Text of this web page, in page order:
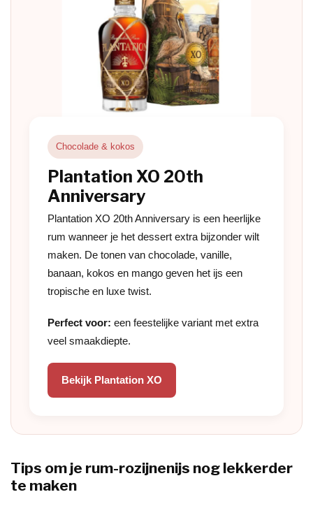
Chocolade & kokos
Plantation XO 20th
Anniversary
Plantation XO 20th Anniversary is een heerlijke
rum wanneer je het dessert extra bijzonder wilt
maken. De tonen van chocolade, vanille,
banaan, kokos en mango geven het ijs een
tropische en luxe twist.
Perfect voor: een feestelijke variant met extra
veel smaakdiepte.
Bekijk Plantation XO
Tips om je rum-rozijnenijs nog lekkerder
te maken